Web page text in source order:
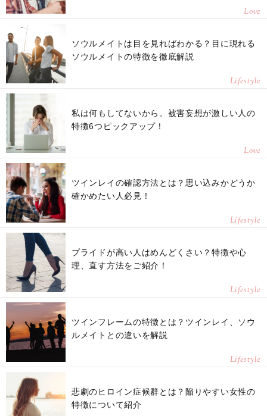
Love
ソウルメイトは目を見ればわかる？目に現れる
ソウルメイトの特徴を徹底解説
Lifestyle
私は何もしてないから。被害妄想が激しい人の
特徴6つピックアップ！
Love
ツインレイの確認方法とは？思い込みかどうか
確かめたい人必見！
Lifestyle
プライドが高い人はめんどくさい？特徴や心
理、直す方法をご紹介！
Lifestyle
ツインフレームの特徴とは？ツインレイ、ソウ
ルメイトとの違いを解説
Lifestyle
悲劇のヒロイン症候群とは？陥りやすい女性の
特徴について紹介